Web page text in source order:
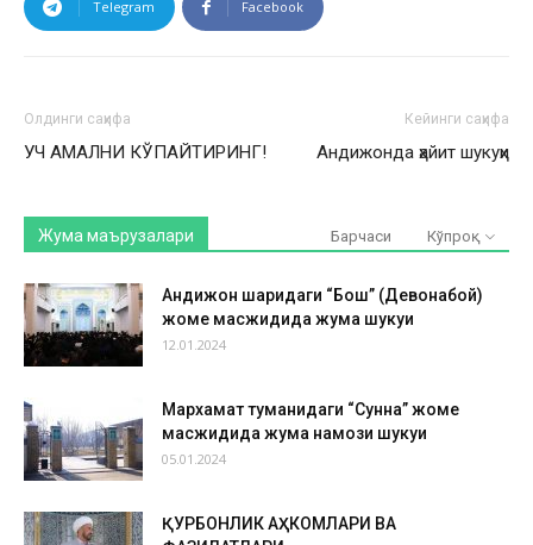
Telegram Facebook
Олдинги саҳифа
УЧ АМАЛНИ КЎПАЙТИРИНГ!
Кейинги саҳифа
Андижонда ҳайит шукуҳи
Жума маърузалари Барчаси Кўпроқ
Андижон шаҳридаги “Бош” (Девонабой)
жоме масжидида жума шукуҳи
12.01.2024
Мархамат туманидаги “Сунна” жоме
масжидида жума намози шукуҳи
05.01.2024
ҚУРБОНЛИК АҲКОМЛАРИ ВА